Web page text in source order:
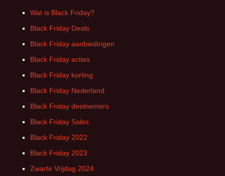
Wat is Black Friday?
Black Friday Deals
Black Friday aanbiedingen
Black Friday acties
Black Friday korting
Black Friday Nederland
Black Friday deelnemers
Black Friday Sales
Black Friday 2022
Black Friday 2023
Zwarte Vrijdag 2024